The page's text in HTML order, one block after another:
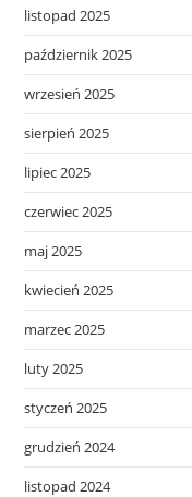
listopad 2025
październik 2025
wrzesień 2025
sierpień 2025
lipiec 2025
czerwiec 2025
maj 2025
kwiecień 2025
marzec 2025
luty 2025
styczeń 2025
grudzień 2024
listopad 2024